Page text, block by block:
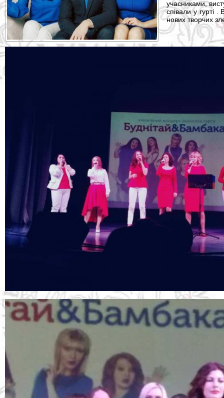
учасниками,
співали у гурті
нових творчих